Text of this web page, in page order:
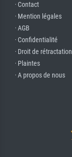
· Contact
· Mention légales
· AGB
· Confidentialité
· Droit de rétractation
· Plaintes
· A propos de nous